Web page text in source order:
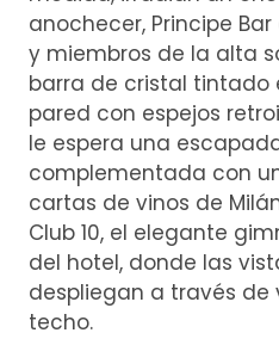
anochecer, Principe
y miembros de la alta
barra de cristal tintado
pared con espejos
le espera una
complementada con
cartas de vinos de
Club 10, el elegante
del hotel, donde las
despliegan a través de
techo.